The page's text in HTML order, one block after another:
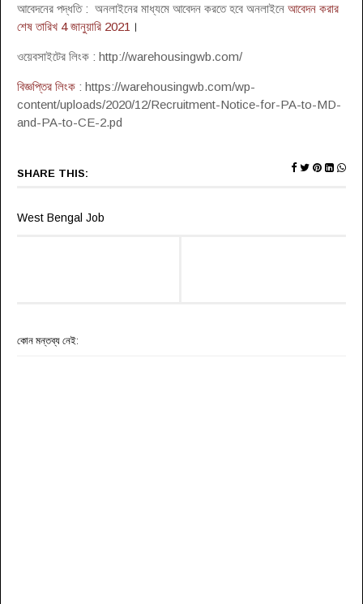
আবেদনের পদ্ধতি : অনলাইনের মাধ্যমে আবেদন করতে হবে অনলাইনে আবেদন করার
শেষ তারিখ 4 জানুয়ারি 2021 ।
ওয়েবসাইটের লিংক : http://warehousingwb.com/
বিজ্ঞপ্তির লিংক : https://warehousingwb.com/wp-
content/uploads/2020/12/Recruitment-Notice-for-PA-to-MD-
and-PA-to-CE-2.pd
SHARE THIS:
West Bengal Job
কোন মন্তব্য নেই: